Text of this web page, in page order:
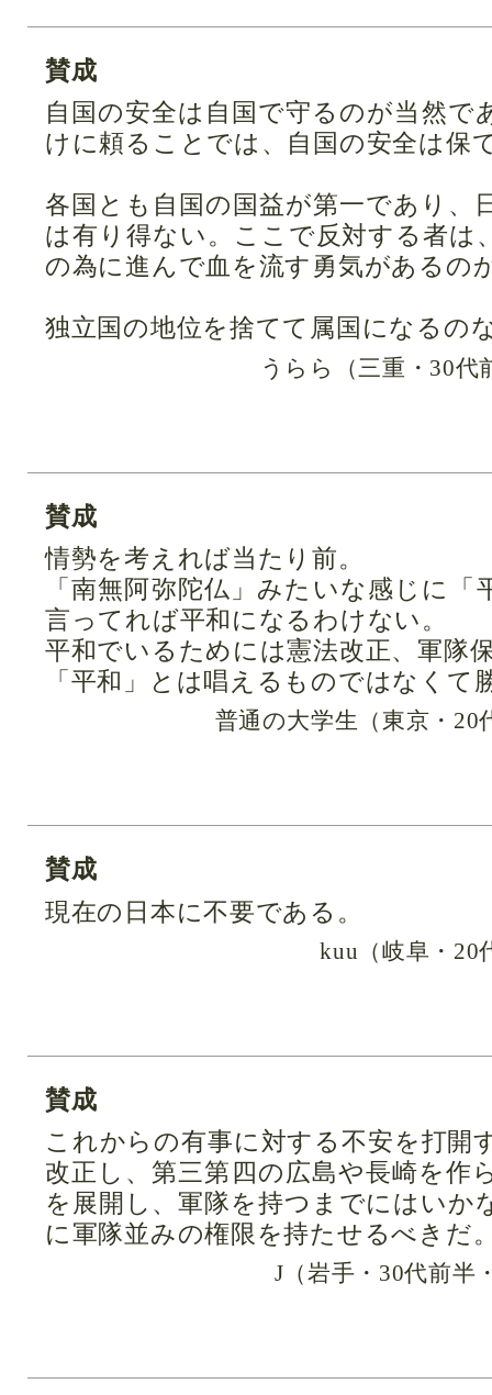
賛成
自国の安全は自国で守るのが当然で
けに頼ることでは、自国の安全は保
各国とも自国の国益が第一であり、
は有り得ない。ここで反対する者は
の為に進んで血を流す勇気があるの
独立国の地位を捨てて属国になるの
うらら（三重・30代
賛成
情勢を考えれば当たり前。
「南無阿弥陀仏」みたいな感じに「
言ってれば平和になるわけない。
平和でいるためには憲法改正、軍隊
「平和」とは唱えるものではなくて
普通の大学生（東京・20
賛成
現在の日本に不要である。
kuu（岐阜・20
賛成
これからの有事に対する不安を打開
改正し、第三第四の広島や長崎を作
を展開し、軍隊を持つまでにはいか
に軍隊並みの権限を持たせるべきだ
J（岩手・30代前半